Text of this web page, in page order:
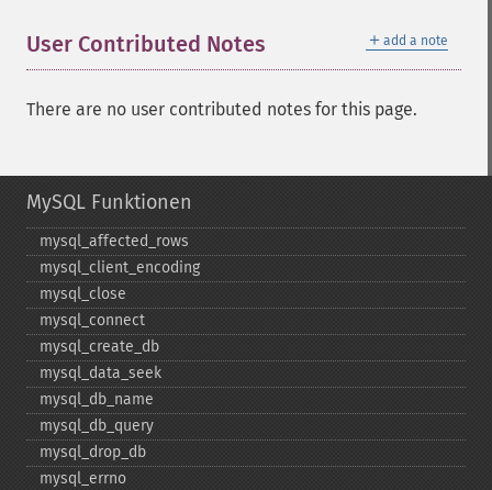
＋ add a note
User Contributed Notes
There are no user contributed notes for this page.
MySQL Funktionen
mysql_​affected_​rows
mysql_​client_​encoding
mysql_​close
mysql_​connect
mysql_​create_​db
mysql_​data_​seek
mysql_​db_​name
mysql_​db_​query
mysql_​drop_​db
mysql_​errno